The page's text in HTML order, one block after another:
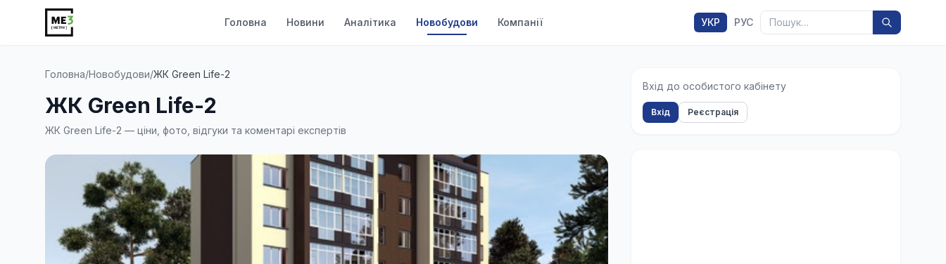
Головна Новини Аналітика Новобудови Компанії УКР РУС Пошук
Головна/Новобудови/ЖК Green Life-2
ЖК Green Life-2
ЖК Green Life-2 — ціни, фото, відгуки та коментарі експертів
Вхід до особистого кабінету
Вхід Реєстрація